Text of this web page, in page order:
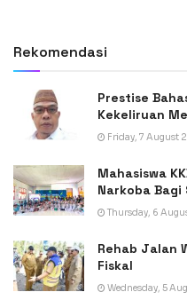
Rekomendasi
Prestise
Kekeliruan
Friday, 7 August
Mahasiswa
Narkoba Bagi
Thursday, 6
Rehab Jalan
Fiskal
Wednesday, 5